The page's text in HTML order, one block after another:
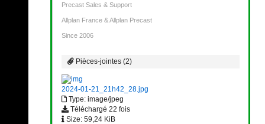
Precast Sales & Support
Allplan France & Allplan Precast
Since 2006
Pièces-jointes (2)
2024-01-21_21h42_28.jpg
Type: image/jpeg
Téléchargé 22 fois
Size: 59,24 KiB